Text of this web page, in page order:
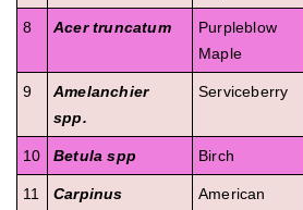
8 Acer truncatum
Purpleblow
Maple
9
Amelanchier
spp.
Serviceberry
10 Betula spp Birch
11
Carpinus
American